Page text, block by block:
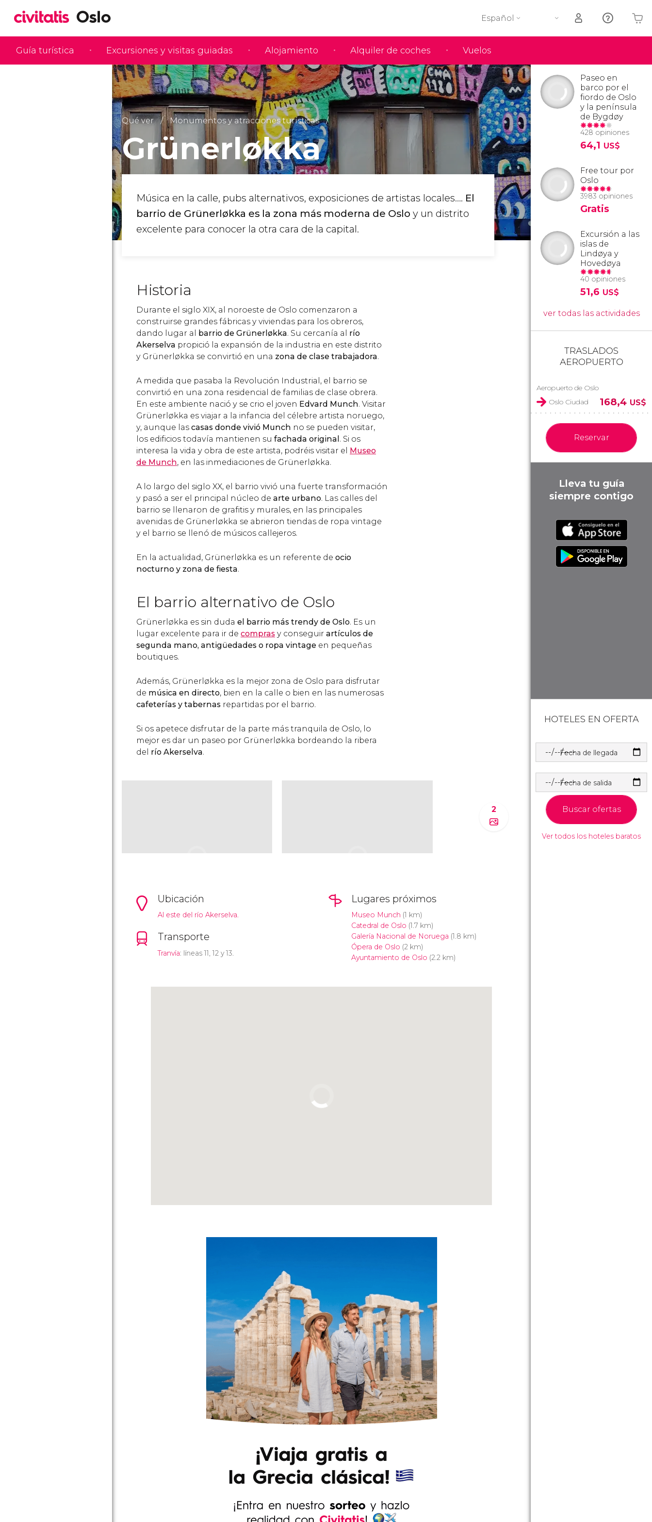
Guía turística Excursiones y visitas guiadas Alojamiento Alquiler de coches Vuelos
Español
Qué ver Monumentos y atracciones turísticas
Grünerløkka
Música en la calle, pubs alternativos, exposiciones de artistas locales…. El
barrio de Grünerløkka es la zona más moderna de Oslo y un distrito
excelente para conocer la otra cara de la capital.
Historia
Durante el siglo XIX, al noroeste de Oslo comenzaron a
construirse grandes fábricas y viviendas para los obreros,
dando lugar al barrio de Grünerløkka. Su cercanía al
río
Akerselva propició la expansión de la industria en este distrito
y Grünerløkka se convirtió en una zona de clase trabajadora.
A medida que pasaba la Revolución Industrial, el barrio se
convirtió en una zona residencial de familias de clase obrera.
En este ambiente nació y se crio el joven Edvard Munch. Visitar
Grünerløkka es viajar a la infancia del célebre artista noruego,
y, aunque las casas donde vivió Munch no se pueden visitar,
los edificios todavía mantienen su fachada original . Si os
interesa la vida y obra de este artista, podréis visitar el Museo
de Munch, en las inmediaciones de Grünerløkka.
A lo largo del siglo XX, el barrio vivió una fuerte transformación
y pasó a ser el principal núcleo de arte urbano. Las calles del
barrio se llenaron de grafitis y murales, en las principales
avenidas de Grünerløkka se abrieron tiendas de ropa vintage
y el barrio se llenó de músicos callejeros.
En la actualidad, Grünerløkka es un referente de ocio
nocturno y zona de fiesta.
El barrio alternativo de Oslo
Grünerløkka es sin duda el barrio más trendy de Oslo. Es un
lugar excelente para ir de compras y conseguir artículos de
segunda mano, antigüedades o ropa vintage en pequeñas
boutiques.
Además, Grünerløkka es la mejor zona de Oslo para disfrutar
de música en directo, bien en la calle o bien en las numerosas
cafeterías y tabernas repartidas por el barrio.
Si os apetece disfrutar de la parte más tranquila de Oslo, lo
mejor es dar un paseo por Grünerløkka bordeando la ribera
del río Akerselva.
2
Ubicación
Al este del río Akerselva.
Transporte
Tranvía: líneas 11, 12 y 13.
Lugares próximos
Museo Munch (1 km)
Catedral de Oslo (1.7 km)
Galería Nacional de Noruega (1.8 km)
Ópera de Oslo (2 km)
Ayuntamiento de Oslo (2.2 km)
Paseo en
barco por el
fiordo de Oslo
y la península
de Bygdøy
428 opiniones
64,1 US$
Free tour por
Oslo
3983 opiniones
Gratis
Excursión a las
islas de
Lindøya y
Hovedøya
40 opiniones
51,6 US$
ver todas las actividades
TRASLADOS
AEROPUERTO
Aeropuerto de Oslo
Oslo Ciudad
168,4 US$
Reservar
Lleva tu guía
siempre contigo
HOTELES EN OFERTA
Fecha de llegada
Fecha de salida
Buscar ofertas
Ver todos los hoteles baratos